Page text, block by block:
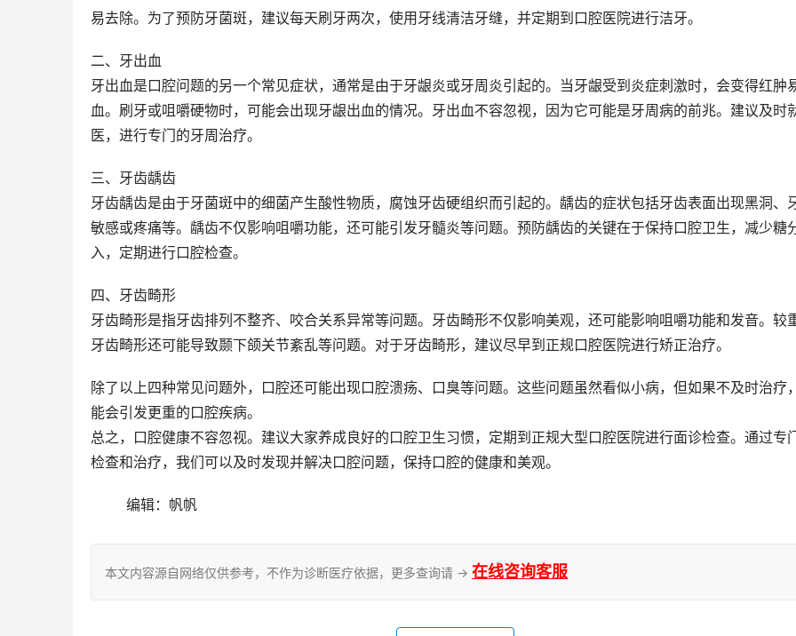
易去除。为了预防牙菌斑，建议每天刷牙两次，使用牙线清洁牙缝，并定期到口腔医院进行洁牙。
二、牙出血
牙出血是口腔问题的另一个常见症状，通常是由于牙龈炎或牙周炎引起的。当牙龈受到炎症刺激时，会变得红肿
血。刷牙或咀嚼硬物时，可能会出现牙龈出血的情况。牙出血不容忽视，因为它可能是牙周病的前兆。建议及时
医，进行专门的牙周治疗。
三、牙齿龋齿
牙齿龋齿是由于牙菌斑中的细菌产生酸性物质，腐蚀牙齿硬组织而引起的。龋齿的症状包括牙齿表面出现黑洞、
敏感或疼痛等。龋齿不仅影响咀嚼功能，还可能引发牙髓炎等问题。预防龋齿的关键在于保持口腔卫生，减少糖
入，定期进行口腔检查。
四、牙齿畸形
牙齿畸形是指牙齿排列不整齐、咬合关系异常等问题。牙齿畸形不仅影响美观，还可能影响咀嚼功能和发音。较
牙齿畸形还可能导致颞下颌关节紊乱等问题。对于牙齿畸形，建议尽早到正规口腔医院进行矫正治疗。
除了以上四种常见问题外，口腔还可能出现口腔溃疡、口臭等问题。这些问题虽然看似小病，但如果不及时治疗
能会引发更重的口腔疾病。
总之，口腔健康不容忽视。建议大家养成良好的口腔卫生习惯，定期到正规大型口腔医院进行面诊检查。通过专
检查和治疗，我们可以及时发现并解决口腔问题，保持口腔的健康和美观。
	编辑：帆帆
本文内容源自网络仅供参考，不作为诊断医疗依据，更多查询请 → 在线咨询客服